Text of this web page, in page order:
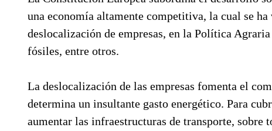
una economía altamente competitiva, la cual se
deslocalización de empresas, en la Política
fósiles, entre otros.
La deslocalización de las empresas fomenta el
determina un insultante gasto energético. Para
aumentar las infraestructuras de transporte, sobre